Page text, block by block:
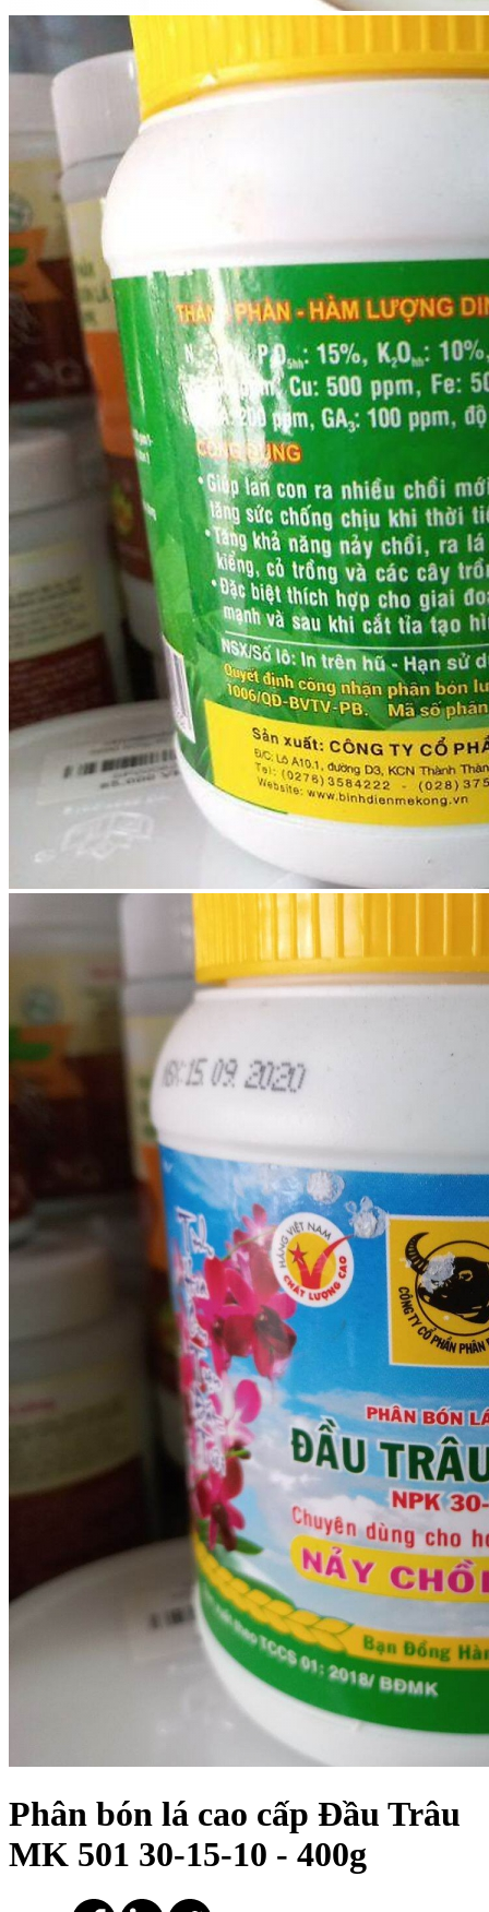
Phân bón lá cao cấp Đầu Trâu
MK 501 30-15-10 - 400g